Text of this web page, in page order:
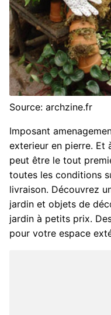
Source: archzine.fr
Imposant
exterieur en pierre. Et
peut être le tout
toutes les conditions
livraison. Découvrez
jardin et objets de
jardin à petits prix.
pour votre espace